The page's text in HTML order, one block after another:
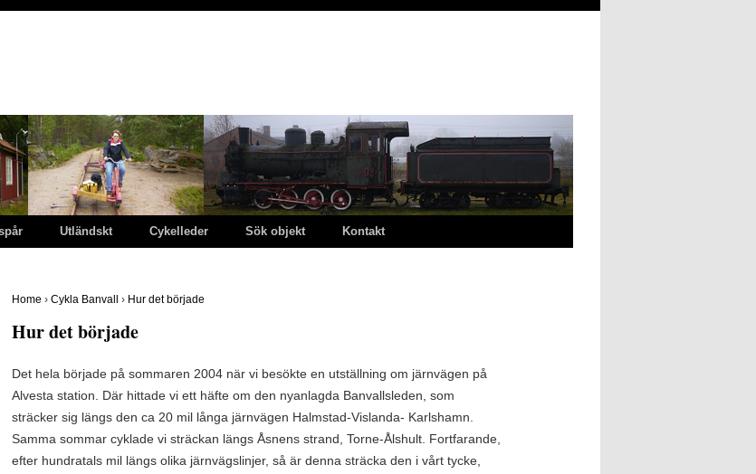
Utländskt Cykelleder Sök objekt Kontakt
Home › Cykla Banvall › Hur det började
Hur det började
Det hela började på sommaren 2004 när vi besökte en utställning om järnvägen på
Alvesta station. Där hittade vi ett häfte om den nyanlagda Banvallsleden, som
sträcker sig längs den ca 20 mil långa järnvägen Halmstad-Vislanda- Karlshamn.
Samma sommar cyklade vi sträckan längs Åsnens strand, Torne-Ålshult. Fortfarande,
efter hundratals mil längs olika järnvägslinjer, så är denna sträcka den i vårt tycke,